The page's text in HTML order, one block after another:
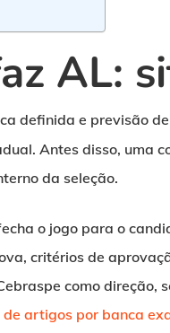
AL:
definida e previsão
Antes disso, uma
da seleção.
o jogo para o
critérios de
como direção,
artigos por banca